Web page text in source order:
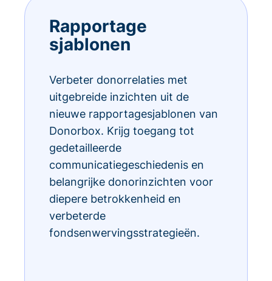
Rapportage
sjablonen
Verbeter donorrelaties met
uitgebreide inzichten uit de
nieuwe rapportagesjablonen van
Donorbox. Krijg toegang tot
gedetailleerde
communicatiegeschiedenis en
belangrijke donorinzichten voor
diepere betrokkenheid en
verbeterde
fondsenwervingsstrategieën.